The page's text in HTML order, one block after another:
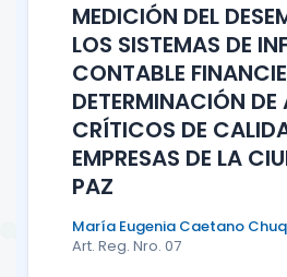
MEDICIÓN DEL
LOS SISTEMAS DE
CONTABLE
DETERMINACIÓN DE
CRÍTICOS DE
EMPRESAS DE LA
PAZ
María Eugenia Caetano
Art. Reg. Nro. 07